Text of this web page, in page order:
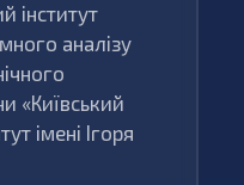
інститут
аналізу
«Київський
імені Ігоря